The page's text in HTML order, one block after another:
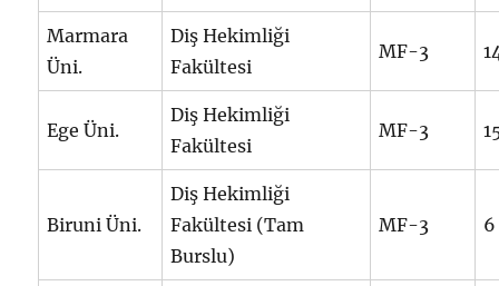
Marmara
Üni.
Diş Hekimliği
Fakültesi
MF-3
Ege Üni.
Diş Hekimliği
Fakültesi
MF-3
Biruni Üni.
Diş Hekimliği
Fakültesi (Tam
Burslu)
MF-3 6